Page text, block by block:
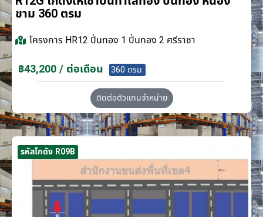
ขาม 360 ตรม
โครงการ HR12 ปิ่นทอง 1 ปิ่นทอง 2 ศรีราชา
฿43,200 / ต่อเดือน 360 ตรม.
ติดต่อตัวแทนจำหน่าย
รหัสโกดัง R09B